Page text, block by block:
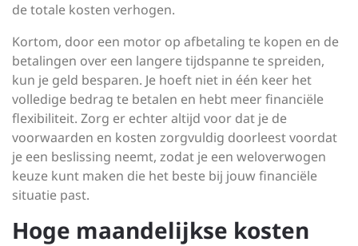
de totale kosten verhogen.
Kortom, door een motor op afbetaling te kopen en de
betalingen over een langere tijdspanne te spreiden,
kun je geld besparen. Je hoeft niet in één keer het
volledige bedrag te betalen en hebt meer financiële
flexibiliteit. Zorg er echter altijd voor dat je de
voorwaarden en kosten zorgvuldig doorleest voordat
je een beslissing neemt, zodat je een weloverwogen
keuze kunt maken die het beste bij jouw financiële
situatie past.
Hoge maandelijkse kosten